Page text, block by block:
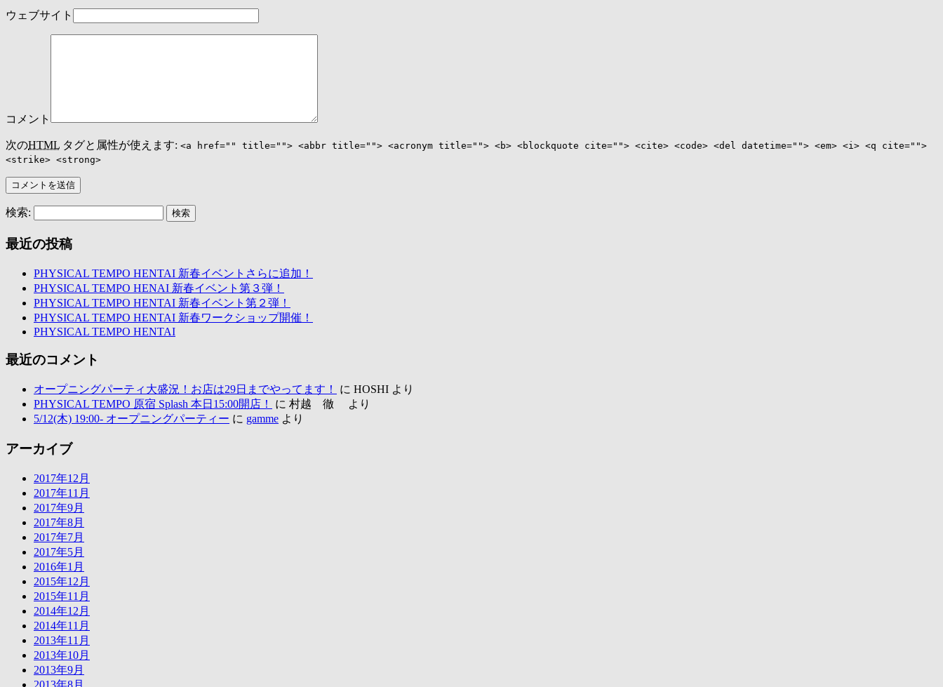
ウェブサイト
コメント
次のHTML タグと属性が使えます: <a href="" title=""> <abbr title=""> <acronym title=""> <b> <blockquote cite=""> <cite> <code> <del datetime=""> <em> <i> <q cite="">
<strike> <strong>
検索:
最近の投稿
PHYSICAL TEMPO HENTAI 新春イベントさらに追加！
PHYSICAL TEMPO HENAI 新春イベント第３弾！
PHYSICAL TEMPO HENTAI 新春イベント第２弾！
PHYSICAL TEMPO HENTAI 新春ワークショップ開催！
PHYSICAL TEMPO HENTAI
最近のコメント
オープニングパーティ大盛況！お店は29日までやってます！
に HOSHI より
PHYSICAL TEMPO 原宿 Splash 本日15:00開店！
に 村越 徹 より
5/12(木) 19:00- オープニングパーティー に gamme より
アーカイブ
2017年12月
2017年11月
2017年9月
2017年8月
2017年7月
2017年5月
2016年1月
2015年12月
2015年11月
2014年12月
2014年11月
2013年11月
2013年10月
2013年9月
2013年8月